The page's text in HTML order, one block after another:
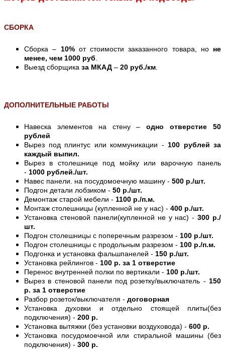
СБОРКА
Сборка – 10%от стоимости заказанного товара, но не
менее, чем 1000 руб
Выезд сборщика за МКАД – 20 руб./км
ДОПОЛНИТЕЛЬНЫЕ РАБОТЫ
Навеска элементов на стену –одно отверстие 50
рублей
Вырез под плинтус или коммуникации - 100 рублей за
каждый выпил.
Вырез в столешнице под мойку или варочную панель
- 1000 рублей./шт.
Навес панели. на посудомоечную машину - 500 р./шт.
Подгон детали лобзиком - 50 р./шт.
Демонтаж старой мебели - 1100 р./п.м.
Монтаж столешницы (купленной не у нас) - 400 р./шт.
Установка стеновой панели(купленной не у нас) -300 р./
шт.
Подгон столешницы с поперечным разрезом - 100 р./шт.
Подгон столешницы с продольным разрезом - 100 р./п.м.
Подгонка и установка фальшпанелей - 150 р./шт.
Установка рейлингов - 100 р. за 1 отверстие
Перенос внутренней полки по вертикали - 100 р./шт.
Вырез в стеновой панели под розетку/выключатель - 150
р. за 1 отверстие
Разбор розеток/выключателя - договорная
Установка духовки и отдельно стоящей плиты(без
подключения) - 200 р.
Установка вытяжки (без установки воздуховода) - 600 р.
Установка посудомоечной или стиральной машины (без
подключения) - 300 р.